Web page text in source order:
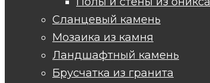
Сланцевый камень
Мозаика из камня
Ландшафтный камень
Брусчатка из гранита